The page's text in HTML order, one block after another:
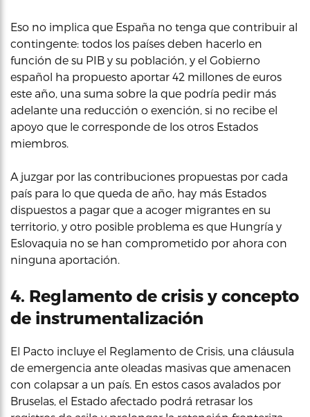
Eso no implica que España no tenga que contribuir al
contingente: todos los países deben hacerlo en
función de su PIB y su población, y el Gobierno
español ha propuesto aportar 42 millones de euros
este año, una suma sobre la que podría pedir más
adelante una reducción o exención, si no recibe el
apoyo que le corresponde de los otros Estados
miembros.
A juzgar por las contribuciones propuestas por cada
país para lo que queda de año, hay más Estados
dispuestos a pagar que a acoger migrantes en su
territorio, y otro posible problema es que Hungría y
Eslovaquia no se han comprometido por ahora con
ninguna aportación.
4. Reglamento de crisis y concepto
de instrumentalización
El Pacto incluye el Reglamento de Crisis, una cláusula
de emergencia ante oleadas masivas que amenacen
con colapsar a un país. En estos casos avalados por
Bruselas, el Estado afectado podrá retrasar los